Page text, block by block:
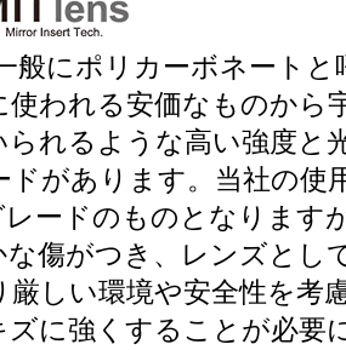
般にポリカーボネート
使われる安価なものから
られるような高い強度と
ドがあります。当社の使
レードのものとなります
な傷がつき、レンズとし
厳しい環境や安全性を考
ズに強くすることが必要